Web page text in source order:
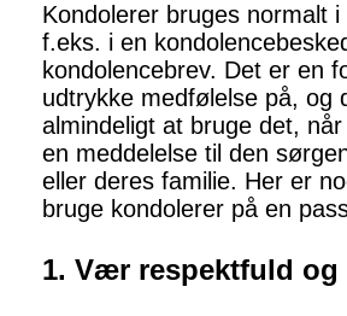
Kondolerer bruges normalt
f.eks. i en
kondolencebrev. Det er en
udtrykke medfølelse på, og
almindeligt at bruge det,
en meddelelse til den
eller deres familie. Her er
bruge kondolerer på en
1. Vær respektfuld